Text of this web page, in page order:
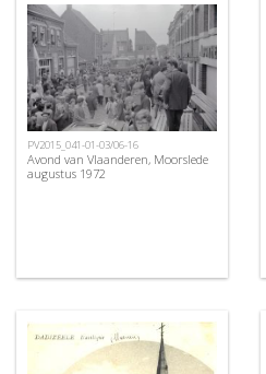
PV2015_041-01-03/06-16
Avond van Vlaanderen, Moorslede
augustus 1972